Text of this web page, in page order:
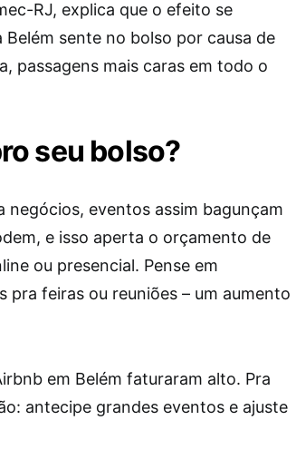
RJ, explica que o efeito se
sente no bolso por causa de
passagens mais caras em todo o
seu bolso?
negócios, eventos assim bagunçam
e isso aperta o orçamento de
ou presencial. Pense em
pra feiras ou reuniões – um aumento
em Belém faturaram alto. Pra
antecipe grandes eventos e ajuste